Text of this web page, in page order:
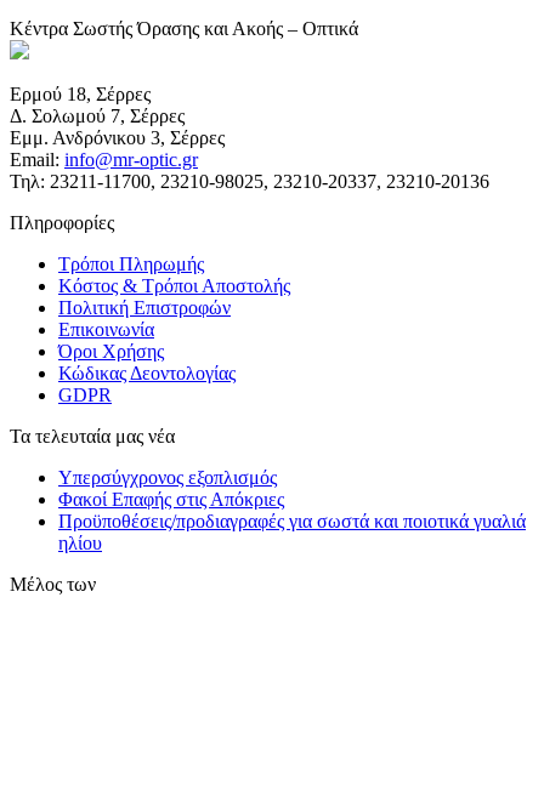
Κέντρα Σωστής Όρασης και Ακοής – Οπτικά
Ερμού 18, Σέρρες
Δ. Σολωμού 7, Σέρρες
Εμμ. Ανδρόνικου 3, Σέρρες
Email: info@mr-optic.gr
Τηλ: 23211-11700, 23210-98025, 23210-20337, 23210-20136
Πληροφορίες
Τρόποι Πληρωμής
Κόστος & Τρόποι Αποστολής
Πολιτική Επιστροφών
Επικοινωνία
Όροι Χρήσης
Κώδικας Δεοντολογίας
GDPR
Τα τελευταία μας νέα
Υπερσύγχρονος εξοπλισμός
Φακοί Επαφής στις Απόκριες
Προϋποθέσεις/προδιαγραφές για σωστά και ποιοτικά γυαλιά
ηλίου
Μέλος των